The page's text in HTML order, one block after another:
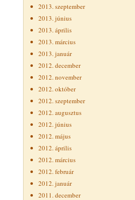
2013. szeptember
2013. június
2013. április
2013. március
2013. január
2012. december
2012. november
2012. október
2012. szeptember
2012. augusztus
2012. június
2012. május
2012. április
2012. március
2012. február
2012. január
2011. december